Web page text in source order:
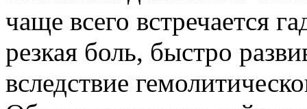
чаще всего встречается
резкая боль, быстро
вследствие